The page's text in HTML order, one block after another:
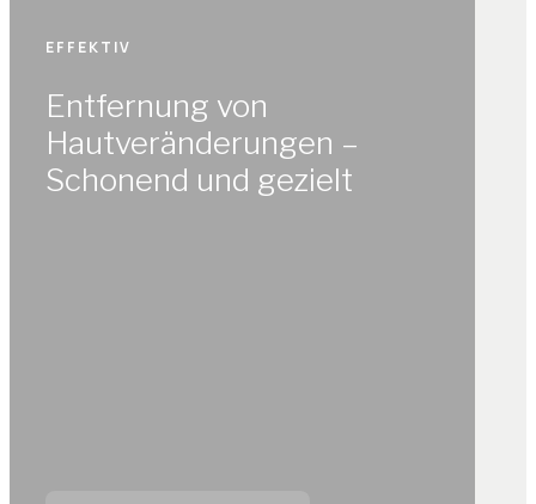
EFFEKTIV
Entfernung von
Hautveränderungen –
Schonend und gezielt